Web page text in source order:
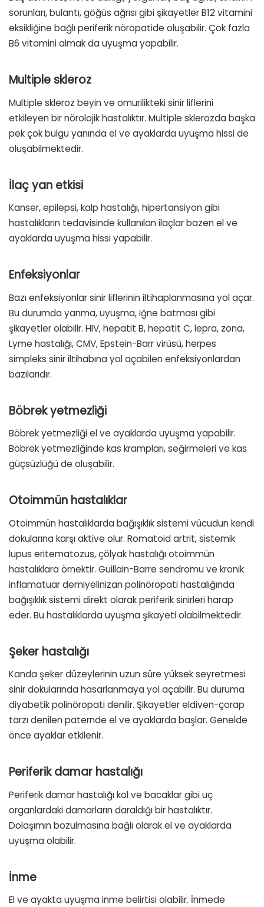
sorunları, bulantı, göğüs ağrısı gibi şikayetler B12 vitamini
eksikliğine bağlı periferik nöropatide oluşabilir. Çok fazla
B6 vitamini almak da uyuşma yapabilir.
Multiple skleroz
Multiple skleroz beyin ve omurilikteki sinir liflerini
etkileyen bir nörolojik hastalıktır. Multiple sklerozda başka
pek çok bulgu yanında el ve ayaklarda uyuşma hissi de
oluşabilmektedir.
İlaç yan etkisi
Kanser, epilepsi, kalp hastalığı, hipertansiyon gibi
hastalıkların tedavisinde kullanılan ilaçlar bazen el ve
ayaklarda uyuşma hissi yapabilir.
Enfeksiyonlar
Bazı enfeksiyonlar sinir liflerinin iltihaplanmasına yol açar.
Bu durumda yanma, uyuşma, iğne batması gibi
şikayetler olabilir. HIV, hepatit B, hepatit C, lepra, zona,
Lyme hastalığı, CMV, Epstein-Barr virüsü, herpes
simpleks sinir iltihabına yol açabilen enfeksiyonlardan
bazılarıdır.
Böbrek yetmezliği
Böbrek yetmezliği el ve ayaklarda uyuşma yapabilir.
Böbrek yetmezliğinde kas krampları, seğirmeleri ve kas
güçsüzlüğü de oluşabilir.
Otoimmün hastalıklar
Otoimmün hastalıklarda bağışıklık sistemi vücudun kendi
dokularına karşı aktive olur. Romatoid artrit, sistemik
lupus eritematozus, çölyak hastalığı otoimmün
hastalıklara örnektir. Guillain-Barre sendromu ve kronik
inflamatuar demiyelinizan polinöropati hastalığında
bağışıklık sistemi direkt olarak periferik sinirleri harap
eder. Bu hastalıklarda uyuşma şikayeti olabilmektedir.
Şeker hastalığı
Kanda şeker düzeylerinin uzun süre yüksek seyretmesi
sinir dokularında hasarlanmaya yol açabilir. Bu duruma
diyabetik polinöropati denilir. Şikayetler eldiven-çorap
tarzı denilen paternde el ve ayaklarda başlar. Genelde
önce ayaklar etkilenir.
Periferik damar hastalığı
Periferik damar hastalığı kol ve bacaklar gibi uç
organlardaki damarların daraldığı bir hastalıktır.
Dolaşımın bozulmasına bağlı olarak el ve ayaklarda
uyuşma olabilir.
İnme
El ve ayakta uyuşma inme belirtisi olabilir. İnmede